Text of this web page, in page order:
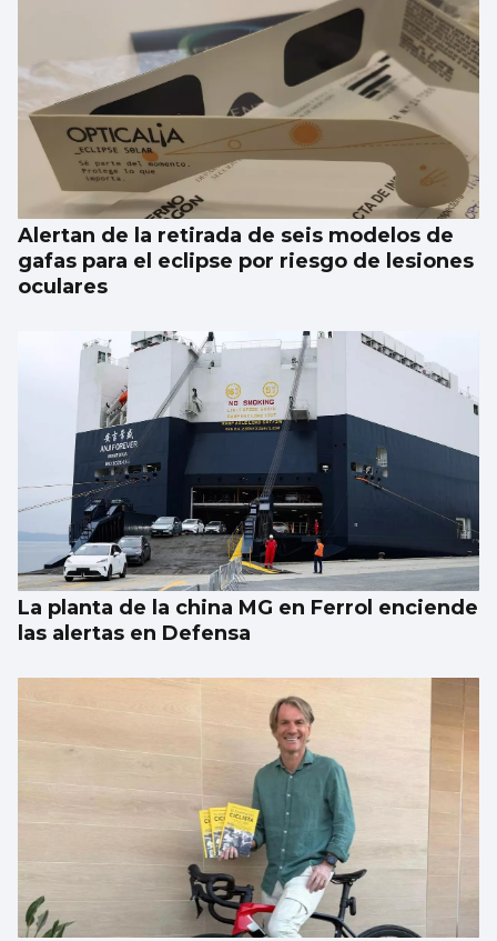
Galería | Castrelos se viste de gala para la
ópera 'Nabucco'
Alertan de la retirada de seis modelos de
gafas para el eclipse por riesgo de lesiones
oculares
La planta de la china MG en Ferrol enciende
las alertas en Defensa